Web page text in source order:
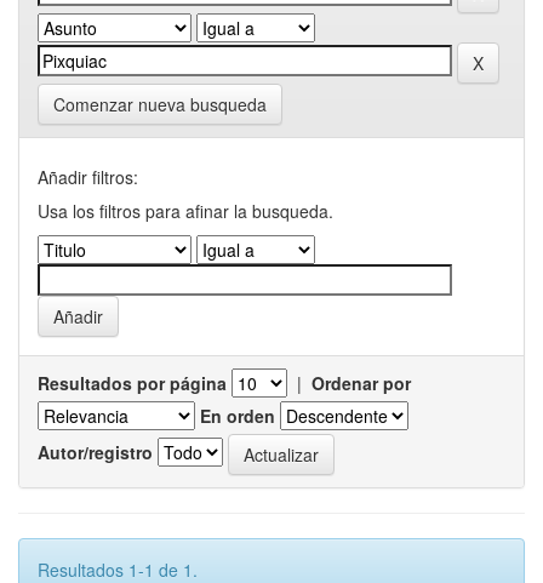
Comenzar nueva busqueda
Añadir filtros:
Usa los filtros para afinar la busqueda.
Resultados por página | Ordenar por
En orden
Autor/registro
Resultados 1-1 de 1.